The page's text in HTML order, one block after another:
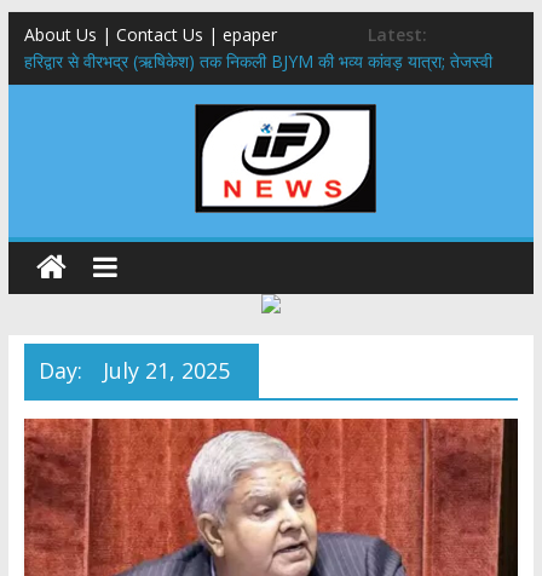
About Us | Contact Us | epaper
Latest:
​हरिद्वार से वीरभद्र (ऋषिकेश) तक निकली BJYM की भव्य कांवड़ यात्रा; तेजस्वी
सूर्या ने की देश व प्रदेशवासियों के कल्याण की कामना
नंदा की चौकी पुल हादसा: PWD के EE, AE और JE निलंबित, सीएम धामी के निर्देश
मुख्यमंत्री ने 9 लाख 87 हजार17 पेंशन लाभार्थियों को कुल 146 करोड़ 32 लाख
राष्ट्रीय हथकरघा दिवस पर मुख्यमंत्री धामी ने उत्कृष्ट बुनकरों और हस्तशिल्प
कारीगरों को किया सम्मानित
​धामी कैबिनेट का बड़ा फैसला: पशुपालकों को 60% तक सब्सिडी, गंगा एक्सप्रेसवे का
हरिद्वार तक होगा विस्तार
Day: July 21, 2025